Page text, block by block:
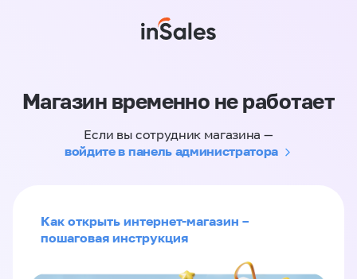
Магазин временно не работает
Если вы сотрудник магазина —
войдите в панель администратора
Как открыть интернет-магазин –
пошаговая инструкция